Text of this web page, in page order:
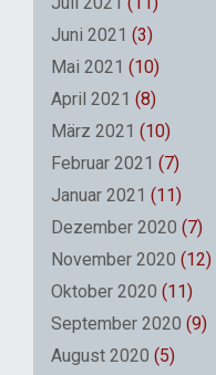
Juni 2021 (3)
Mai 2021 (10)
April 2021 (8)
März 2021 (10)
Februar 2021 (7)
Januar 2021 (11)
Dezember 2020 (7)
November 2020 (12)
Oktober 2020 (11)
September 2020 (9)
August 2020 (5)